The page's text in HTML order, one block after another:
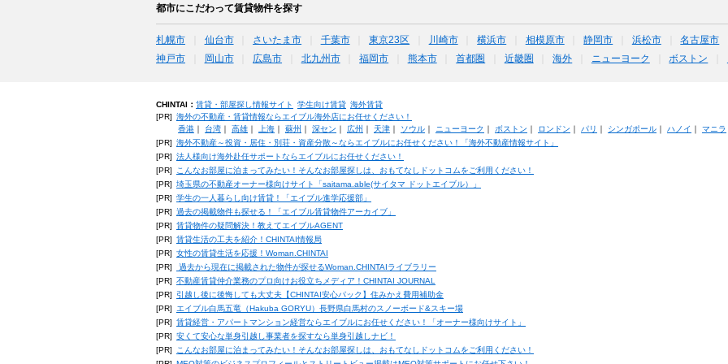
都市にこだわって賃貸物件を探す
札幌市 仙台市 さいたま市 千葉市 東京23区 川崎市 横浜市 相模原市 静岡市 浜松市 名古屋市
神戸市
岡山市 広島市 北九州市 福岡市 熊本市 首都圏 近畿圏 海外 ニューヨーク ボストン
CHINTAI： 賃貸・部屋探し情報サイト 学生向け賃貸 海外賃貸
[PR] 海外の不動産・賃貸情報ならエイブル海外店にお任せください！
香港｜ 台湾｜ 高雄｜ 上海｜ 蘇州 ｜ 深セン ｜ 広州 ｜ 天津｜ ソウル｜ ニューヨーク ｜ ボストン ｜ ロンドン ｜ パリ ｜ シンガポール｜ ハノイ ｜ マニラ
[PR] 海外不動産～投資・居住・別荘・資産分散～ならエイブルにお任せください！「海外不動産情報サイト」
[PR] 法人様向け海外赴任サポートならエイブルにお任せください！
[PR]
こんなお部屋に泊まってみたい！そんなお部屋探しは、おもてなしドットコムをご利用ください！
[PR] 埼玉県の不動産オーナー様向けサイト「saitama.able(サイタマ ドットエイブル）」
[PR] 学生の一人暮らし向け賃貸！「エイブル進学応援部」
[PR] 過去の掲載物件も探せる！「エイブル賃貸物件アーカイブ」
[PR] 賃貸物件の疑問解決！教えてエイブルAGENT
[PR] 賃貸生活の工夫を紹介！CHINTAI情報局
[PR] 女性の賃貸生活を応援！Woman.CHINTAI
[PR]
過去から現在に掲載された物件が探せるWoman.CHINTAIライブラリー
[PR] 不動産賃貸仲介業務のプロ向けお役立ちメディア！CHINTAI JOURNAL
[PR]
引越し後に後悔しても大丈夫【CHINTAI安心パック】住みかえ費用補助金
[PR]
エイブル白馬五竜（Hakuba GORYU）長野県白馬村のスノーボード&スキー場
[PR] 賃貸経営・アパートマンション経営ならエイブルにお任せください！「オーナー様向けサイト」
[PR] 安くて安心な単身引越し事業者を探すなら単身引越しナビ！
[PR]
こんなお部屋に泊まってみたい！そんなお部屋探しは、おもてなしドットコムをご利用ください！